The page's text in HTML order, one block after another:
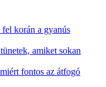
korán a gyanús
amiket sokan
fontos az átfogó